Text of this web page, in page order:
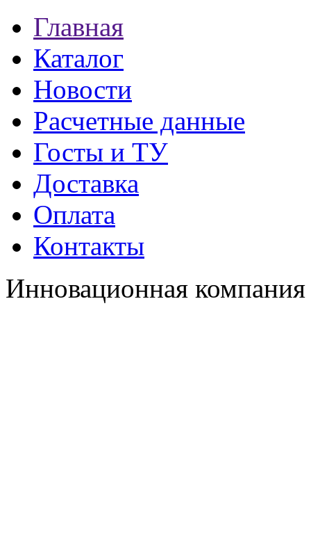
Главная
Каталог
Новости
Расчетные данные
Госты и ТУ
Доставка
Оплата
Контакты
Инновационная